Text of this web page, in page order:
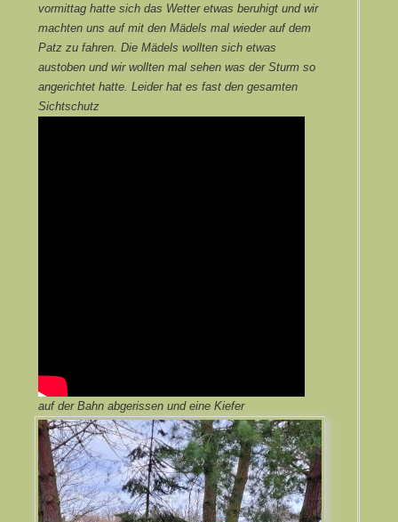
vormittag hatte sich das Wetter etwas beruhigt und wir
machten uns auf mit den Mädels mal wieder auf dem
Patz zu fahren. Die Mädels wollten sich etwas
austoben und wir wollten mal sehen was der Sturm so
angerichtet hatte. Leider hat es fast den gesamten
Sichtschutz
auf der Bahn abgerissen und eine Kiefer